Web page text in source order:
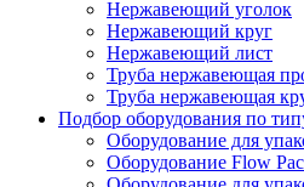
Нержавеющий уголок
Нержавеющий круг
Нержавеющий лист
Труба нержавеющая
Труба нержавеющая
Подбор оборудования по
Оборудование для
Оборудование Flow